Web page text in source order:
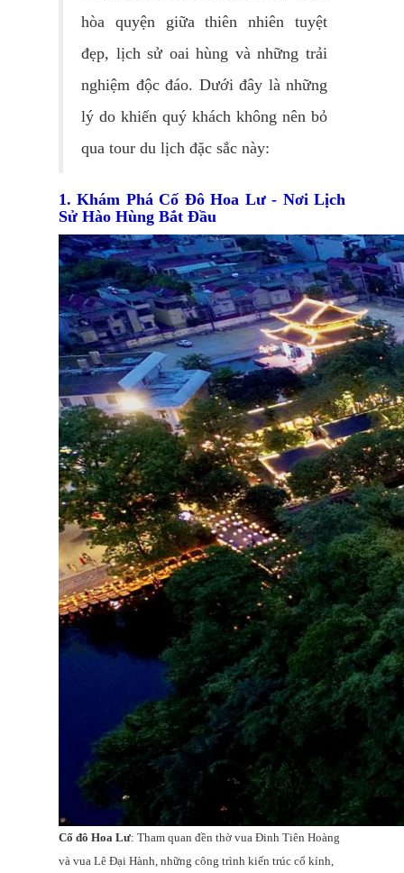
hòa quyện giữa thiên nhiên tuyệt
đẹp, lịch sử oai hùng và những trải
nghiệm độc đáo. Dưới đây là những
lý do khiến quý khách không nên bỏ
qua tour du lịch đặc sắc này:
1. Khám Phá Cố Đô Hoa Lư - Nơi Lịch
Sử Hào Hùng Bắt Đầu
Cố đô Hoa Lư: Tham quan đền thờ vua Đinh Tiên Hoàng
và vua Lê Đại Hành, những công trình kiến trúc cổ kính,